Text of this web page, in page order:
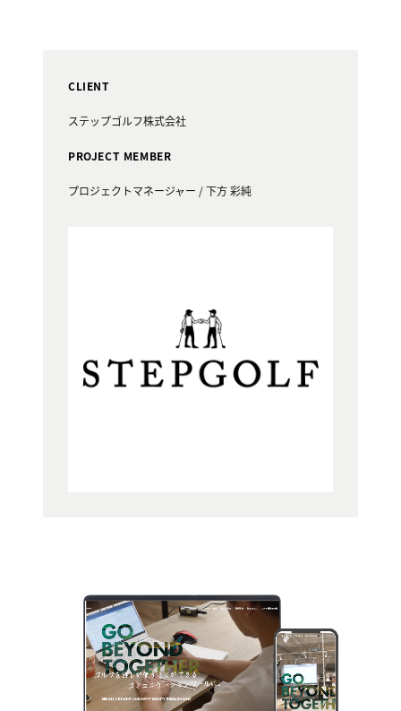
CLIENT
ステップゴルフ株式会社
PROJECT MEMBER
プロジェクトマネージャー / 下方 彩純